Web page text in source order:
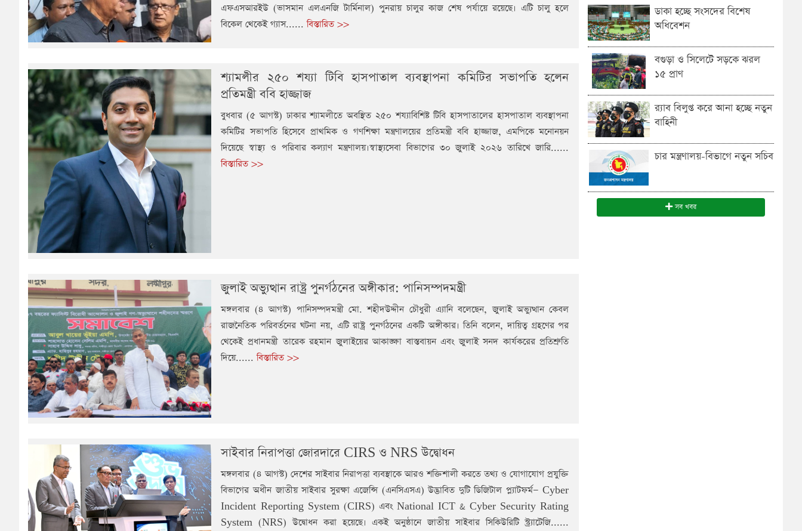
এফএসআরইউ (ভাসমান এলএনজি টার্মিনাল) পুনরায় চালুর কাজ শেষ পর্যায়ে রয়েছে। এটি চালু হলে
বিকেল থেকেই গ্যাস......বিস্তারিত >>
শ্যামলীর ২৫০ শয্যা টিবি হাসপাতাল ব্যবস্থাপনা কমিটির সভাপতি হলেন
প্রতিমন্ত্রী ববি হাজ্জাজ
বুধবার (৫ আগস্ট) ঢাকার শ্যামলীতে অবস্থিত ২৫০ শয্যাবিশিষ্ট টিবি হাসপাতালের হাসপাতাল ব্যবস্থাপনা
কমিটির সভাপতি হিসেবে প্রাথমিক ও গণশিক্ষা মন্ত্রণালয়ের প্রতিমন্ত্রী ববি হাজ্জাজ, এমপিকে মনোনয়ন
দিয়েছে স্বাস্থ্য ও পরিবার কল্যাণ মন্ত্রণালয়।স্বাস্থ্যসেবা বিভাগের ৩০ জুলাই ২০২৬ তারিখে জারি......
বিস্তারিত >>
জুলাই অভ্যুত্থান রাষ্ট্র পুনর্গঠনের অঙ্গীকার: পানিসম্পদমন্ত্রী
মঙ্গলবার (৪ আগস্ট) পানিসম্পদমন্ত্রী মো. শহীদউদ্দীন চৌধুরী এ্যানি বলেছেন, জুলাই অভ্যুত্থান কেবল
রাজনৈতিক পরিবর্তনের ঘটনা নয়, এটি রাষ্ট্র পুনর্গঠনের একটি অঙ্গীকার। তিনি বলেন, দায়িত্ব গ্রহণের পর
থেকেই প্রধানমন্ত্রী তারেক রহমান জুলাইয়ের আকাঙ্ক্ষা বাস্তবায়ন এবং জুলাই সনদ কার্যকরের প্রতিশ্রুতি
দিয়ে......বিস্তারিত >>
সাইবার নিরাপত্তা জোরদারে CIRS ও NRS উদ্বোধন
মঙ্গলবার (৪ আগস্ট) দেশের সাইবার নিরাপত্তা ব্যবস্থাকে আরও শক্তিশালী করতে তথ্য ও যোগাযোগ প্রযুক্তি
বিভাগের অধীন জাতীয় সাইবার সুরক্ষা এজেন্সি (এনসিএসএ) উদ্ভাবিত দুটি ডিজিটাল প্ল্যাটফর্ম— Cyber
Incident Reporting System (CIRS) এবং National ICT & Cyber Security Rating
System (NRS) উদ্বোধন করা হয়েছে। একই অনুষ্ঠানে জাতীয় সাইবার সিকিউরিটি স্ট্র্যাটেজি......
ডাকা হচ্ছে সংসদের বিশেষ
অধিবেশন
বগুড়া ও সিলেটে সড়কে ঝরল
১৫ প্রাণ
র‍্যাব বিলুপ্ত করে আনা হচ্ছে নতুন
বাহিনী
চার মন্ত্রণালয়-বিভাগে নতুন সচিব
সব খবর